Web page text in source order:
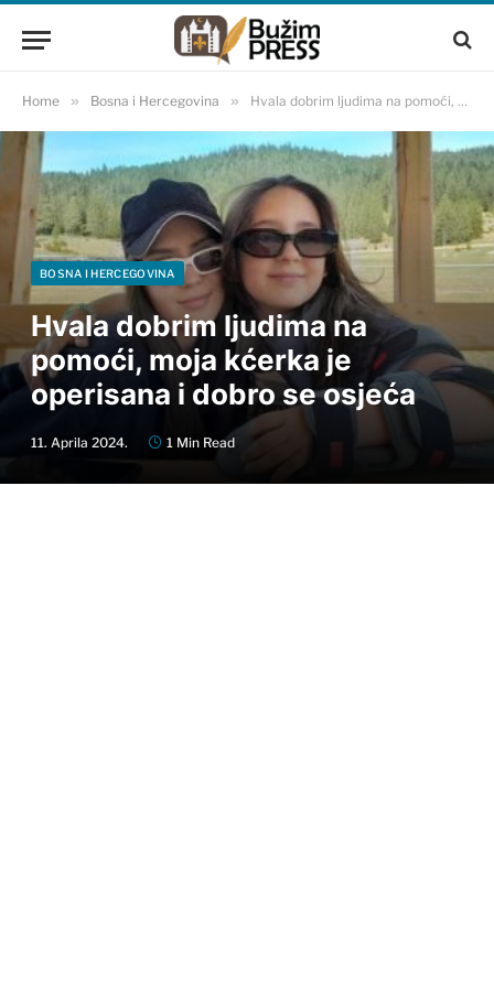
Home » Bosna i Hercegovina » Hvala dobrim ljudima na pomoći, moja kćerka je operisana i dobro se osjeća
BOSNA I HERCEGOVINA
Hvala dobrim ljudima na
pomoći, moja kćerka je
operisana i dobro se osjeća
11. Aprila 2024. 1 Min Read